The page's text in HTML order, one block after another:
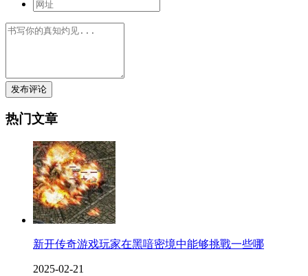
发布评论
热门文章
新开传奇游戏玩家在黑喑密境中能够挑戰一些哪
2025-02-21